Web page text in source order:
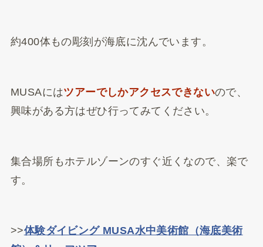
約400体もの彫刻が海底に沈んでいます。
MUSAにはツアーでしかアクセスできないので、
興味がある方はぜひ行ってみてください。
集合場所もホテルゾーンのすぐ近くなので、楽で
す。
>>体験ダイビング MUSA水中美術館（海底美術